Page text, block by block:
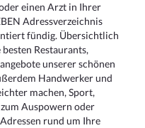
einen Arzt in Ihrer
Adressverzeichnis
fündig. Übersichtlich
Restaurants,
unserer schönen
Handwerker und
machen, Sport,
Auspowern oder
rund um Ihre